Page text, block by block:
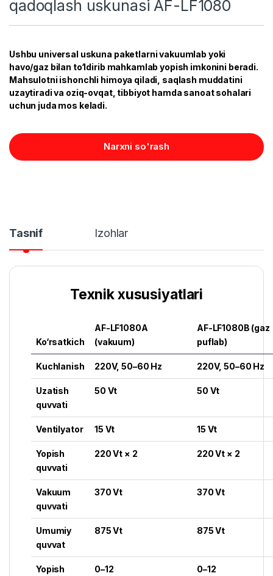
qadoqlash uskunasi AF-LF1080
Ushbu universal uskuna paketlarni vakuumlab yoki
havo/gaz bilan to‘ldirib mahkamlab yopish imkonini beradi.
Mahsulotni ishonchli himoya qiladi, saqlash muddatini
uzaytiradi va oziq-ovqat, tibbiyot hamda sanoat sohalari
uchun juda mos keladi.
Narxni so'rash
Tasnif Izohlar
Texnik xususiyatlari
Ko‘rsatkich
AF-LF1080A
(vakuum)
AF-LF1080B (gaz
puflab)
Kuchlanish 220V, 50–60 Hz 220V, 50–60 Hz
Uzatish
quvvati
50 Vt 50 Vt
Ventilyator 15 Vt 15 Vt
Yopish
quvvati
220 Vt × 2 220 Vt × 2
Vakuum
quvvati
370 Vt 370 Vt
Umumiy
quvvat
875 Vt 875 Vt
Yopish
0–12 0–12